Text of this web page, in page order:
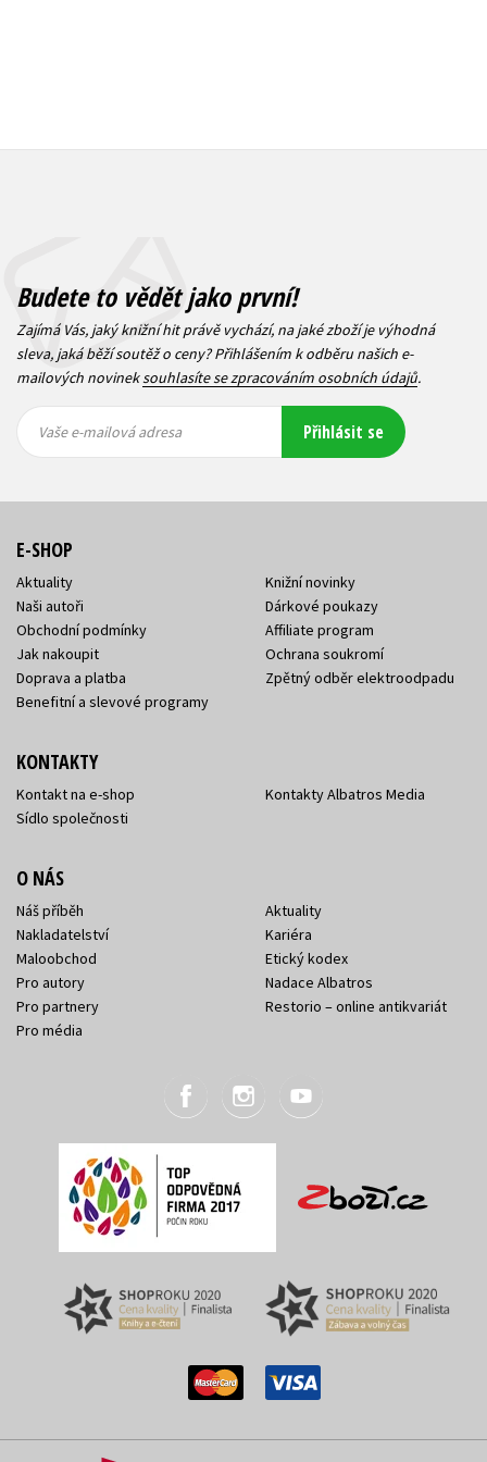
Budete to vědět jako první!
Zajímá Vás, jaký knižní hit právě vychází, na jaké zboží je výhodná
sleva, jaká běží soutěž o ceny? Přihlášením k odběru našich e-
mailových novineksouhlasíte se zpracováním osobních údajů.
mailová
mailová
Vaše e-mailová adresa Přihlásit se
E-SHOP
Aktuality
Naši autoři
Obchodní podmínky
Jak nakoupit
Doprava a platba
Benefitní a slevové programy
Knižní novinky
Dárkové poukazy
Affiliate program
Ochrana soukromí
Zpětný odběr elektroodpadu
KONTAKTY
Kontakt na e-shop
Sídlo společnosti
Kontakty Albatros Media
O NÁS
Náš příběh
Nakladatelství
Maloobchod
Pro autory
Pro partnery
Pro média
Aktuality
Kariéra
Etický kodex
Nadace Albatros
Restorio – online antikvariát